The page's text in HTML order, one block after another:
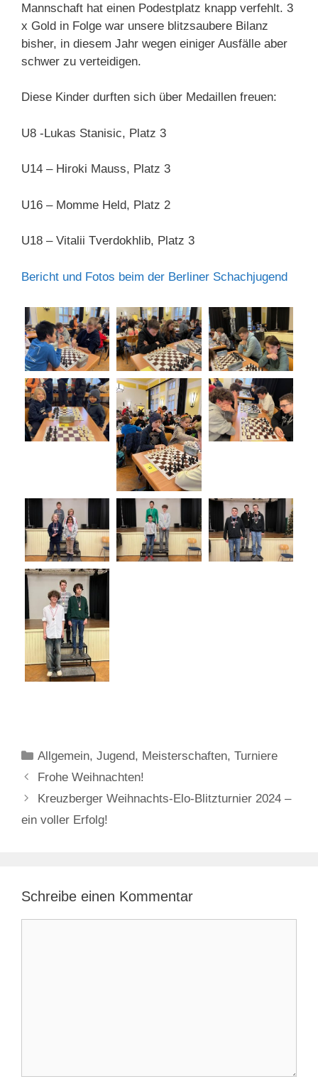
Mannschaft hat einen Podestplatz knapp verfehlt. 3
x Gold in Folge war unsere blitzsaubere Bilanz
bisher, in diesem Jahr wegen einiger Ausfälle aber
schwer zu verteidigen.
Diese Kinder durften sich über Medaillen freuen:
U8 -Lukas Stanisic, Platz 3
U14 – Hiroki Mauss, Platz 3
U16 – Momme Held, Platz 2
U18 – Vitalii Tverdokhlib, Platz 3
Bericht und Fotos beim der Berliner Schachjugend
Kategorien
Allgemein,Jugend, Meisterschaften,Turniere
Frohe Weihnachten!
Kreuzberger Weihnachts-Elo-Blitzturnier 2024 –
ein voller Erfolg!
Schreibe einen Kommentar